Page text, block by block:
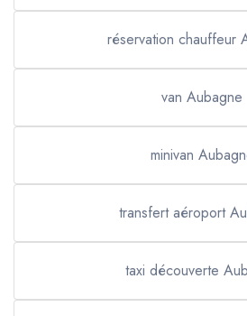
réservation chauffeur
van Aubagne
minivan
transfert aéroport
taxi découverte